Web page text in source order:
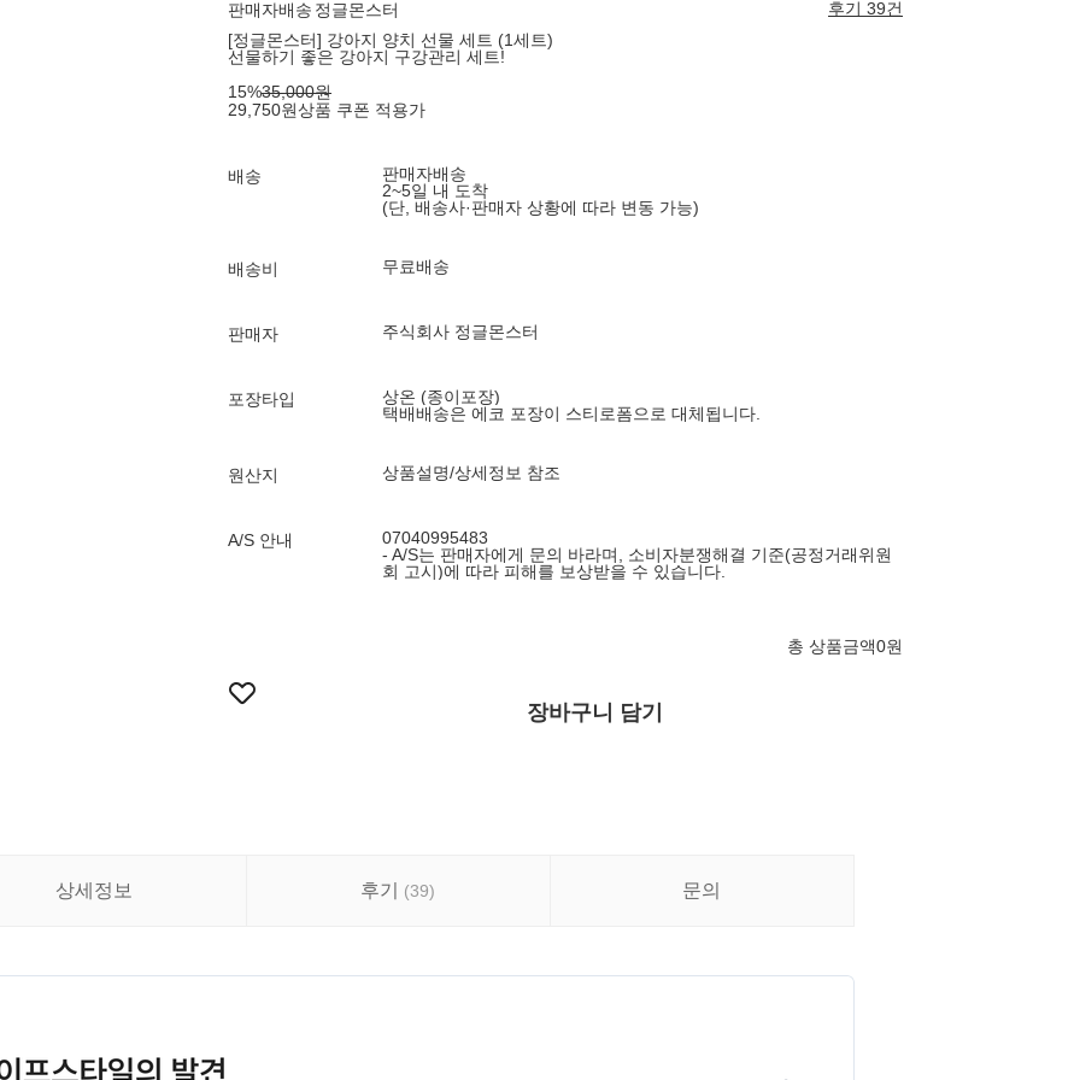
판매자배송 정글몬스터
후기 39건
[정글몬스터] 강아지 양치 선물 세트 (1세트)
선물하기 좋은 강아지 구강관리 세트!
15%35,000원
29,750원상품 쿠폰 적용가
배송
판매자배송
2~5일 내 도착
(단, 배송사·판매자 상황에 따라 변동 가능)
배송비 무료배송
판매자 주식회사 정글몬스터
포장타입
상온 (종이포장)
택배배송은 에코 포장이 스티로폼으로 대체됩니다.
원산지 상품설명/상세정보 참조
A/S 안내
07040995483
- A/S는 판매자에게 문의 바라며, 소비자분쟁해결 기준(공정거래위원
회 고시)에 따라 피해를 보상받을 수 있습니다.
총 상품금액0원
장바구니 담기
상세정보 후기 (39) 문의